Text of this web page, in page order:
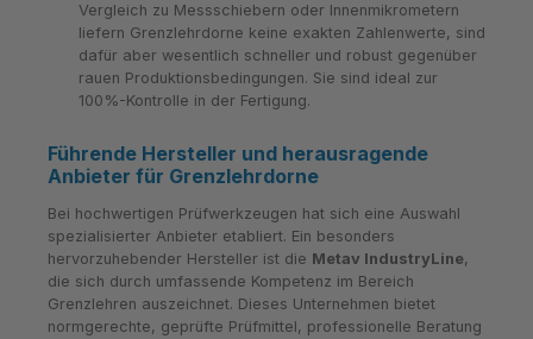
Vergleich zu Messschiebern oder Innenmikrometern
liefern Grenzlehrdorne keine exakten Zahlenwerte, sind
dafür aber wesentlich schneller und robust gegenüber
rauen Produktionsbedingungen. Sie sind ideal zur
100%-Kontrolle in der Fertigung.
Führende Hersteller und herausragende
Anbieter für Grenzlehrdorne
Bei hochwertigen Prüfwerkzeugen hat sich eine Auswahl
spezialisierter Anbieter etabliert. Ein besonders
hervorzuhebender Hersteller ist die Metav IndustryLine,
die sich durch umfassende Kompetenz im Bereich
Grenzlehren auszeichnet. Dieses Unternehmen bietet
normgerechte, geprüfte Prüfmittel, professionelle Beratung